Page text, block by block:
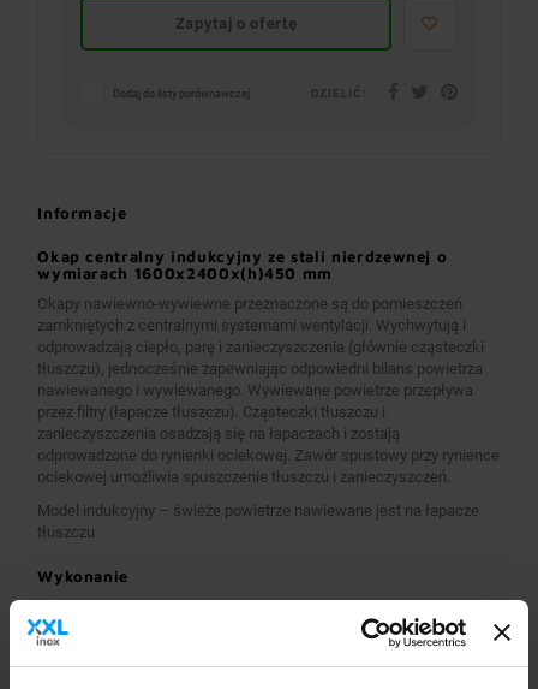
Zapytaj o ofertę
Dodaj do listy porównawczej
Informacje
Okap centralny indukcyjny ze stali nierdzewnej o
wymiarach 1600x2400x(h)450 mm
Okapy nawiewno-wywiewne przeznaczone są do pomieszczeń
zamkniętych z centralnymi systemami wentylacji. Wychwytują i
odprowadzają ciepło, parę i zanieczyszczenia (głównie cząsteczki
tłuszczu), jednocześnie zapewniając odpowiedni bilans powietrza
nawiewanego i wywiewanego. Wywiewane powietrze przepływa
przez filtry (łapacze tłuszczu). Cząsteczki tłuszczu i
zanieczyszczenia osadzają się na łapaczach i zostają
odprowadzone do rynienki ociekowej. Zawór spustowy przy rynience
ociekowej umożliwia spuszczenie tłuszczu i zanieczyszczeń.
Model indukcyjny – świeże powietrze nawiewane jest na łapacze
tłuszczu
Wykonanie
Okapy wykonane są z wysokogatunkowej stali nierdzewnej.
Okapy nawiewno-wywiewne o wymiarach A>2600 mm
wykonane są w wersji łączonej (zestawione), z dwóch lub